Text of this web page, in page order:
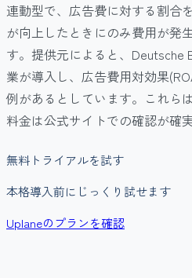
連動型で、広告費に対する割合
が向上したときにのみ費用が発
す。提供元によると、Deutsche
業が導入し、広告費用対効果
例があるとしています。これら
料金は公式サイトでの確認が確実
無料トライアルを試す
本格導入前にじっくり試せます
Uplaneのプランを確認